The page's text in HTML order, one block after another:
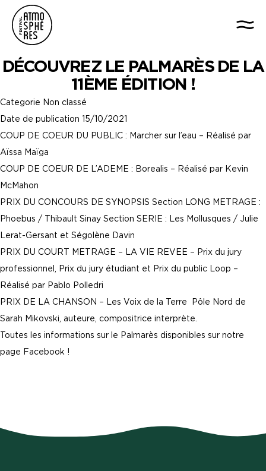
DÉCOUVREZ LE PALMARÈS DE LA
11ÈME ÉDITION !
Categorie Non classé
Date de publication 15/10/2021
COUP DE COEUR DU PUBLIC : Marcher sur l’eau – Réalisé par
Aïssa Maïga
COUP DE COEUR DE L’ADEME : Borealis – Réalisé par Kevin
McMahon
PRIX DU CONCOURS DE SYNOPSIS Section LONG METRAGE :
Phoebus / Thibault Sinay Section SERIE : Les Mollusques / Julie
Lerat-Gersant et Ségolène Davin
PRIX DU COURT METRAGE – LA VIE REVEE – Prix du jury
professionnel, Prix du jury étudiant et Prix du public Loop –
Réalisé par Pablo Polledri
PRIX DE LA CHANSON – Les Voix de la Terre Pôle Nord de
Sarah Mikovski , auteure, compositrice interprète.
Toutes les informations sur le Palmarès disponibles sur notre
page Facebook !